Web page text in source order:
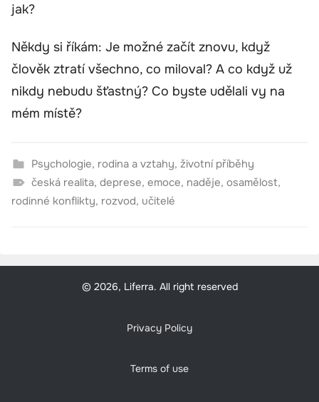
jak?
Někdy si říkám: Je možné začít znovu, když
člověk ztratí všechno, co miloval? A co když už
nikdy nebudu šťastný? Co byste udělali vy na
mém místě?
Psychologie, rodina a vztahy, životní příběhy
česká realita, deprese, emoce, naděje, osamělost,
rodinné konflikty, rozvod, učitelé
© 2026, Liferra. All right reserved
Privacy Policy
Terms of use